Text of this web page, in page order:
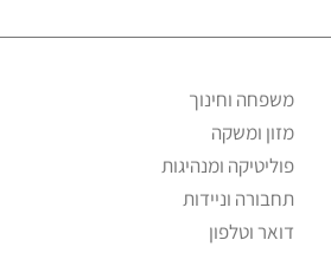
משפחה וחינוך
מזון ומשקה
פוליטיקה ומנהיגות
תחבורה וניידות
דואר וטלפון